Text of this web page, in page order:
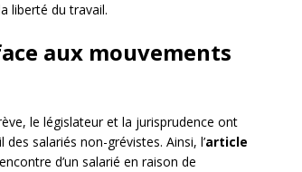
liberté du travail.
aux mouvements
le législateur et la jurisprudence ont
salariés non-grévistes. Ainsi, l’article
d’un salarié en raison de